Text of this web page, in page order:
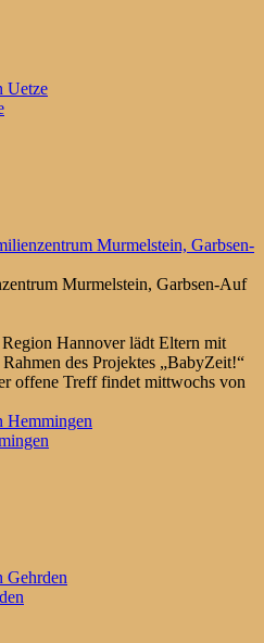
Uetze
Murmelstein, Garbsen-
Murmelstein, Garbsen-Auf
Hannover lädt Eltern mit
des Projektes „BabyZeit!“
offene Treff findet mittwochs von
Hemmingen
Gehrden